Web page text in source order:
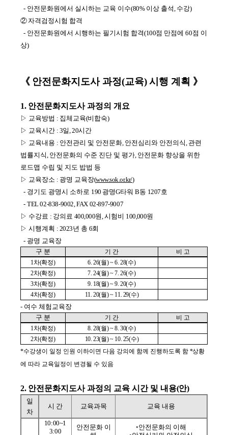
- 안전문화원에서 실시하는 교육 이수(80% 이상 출석, 수강)
②자격검정시험 합격
- 안전문화원에서 시행하는 필기시험 합격(100점 만점에60점 이
상)
《 안전문화지도사 과정(교육)시행 계획 》
1. 안전문화지도사 과정의 개요
▷ 교육방법 : 집체교육(비합숙)
▷ 교육시간 : 3일, 20시간
▷ 교육내용 : 안전관리 및 안전문화, 안전심리와 안전의식, 관련
법률지식, 안전문화의 수준 진단 및 평가, 안전문화 향상을 위한
로드맵 수립 및 지도 밥법 등
▷ 교육장소 : 광명 교육장(www.sok.or.kr/)
- 경기도 광명시 소하로 190 광명G타워B동 1207호
- TEL 02-838-9002, FAX 02-897-9007
▷ 수강료 : 강의료 400,000원,시험비 100,000원
▷ 시행계획 : 2023년 총 6회
- 광명 교육장
구 분 기 간
비 고
1차(확정) 6. 26(월) ~ 6. 28(수)
2차(확정) 7. 24(월) ~ 7. 26(수)
3차(확정) 9. 18(월) ~ 9. 20(수)
4차(확정) 11. 20(월) ~ 11. 29(수)
- 여수 체험교육장
구 분 기 간
비 고
1차(확정) 8. 28(월) ~ 8. 30(수)
2차(확정) 10. 23(월) ~ 10. 25(수)
*수강생이 일정 인원 이하이면 다음 강의에 함께 진행하도록 함 *상황
에 따라 교육일정이 변경될 수 있음
2. 안전문화지도사 과정의 교육 시간 및 내용(안)
일
차
시 간 교육과목 교육 내용
10:00~1
3:00
안전문화 이
◦안전문화의 이해